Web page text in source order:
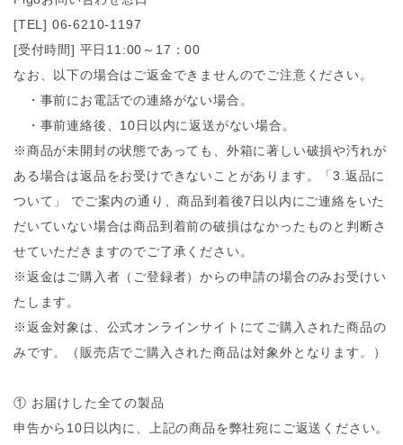
[TEL] 06-6210-1197
[受付時間] 平日11:00～17：00
なお、以下の場合はご返金できませんのでご注意ください。
・事前にお電話での連絡がない場合。
・事前連絡後、10日以内に返送がない場合。
※商品が未開封の状態であっても、外箱に著しい破損や汚れが
ある場合は返品をお受けできないことがあります。「3.返品に
ついて」 でご案内の通り、商品到着後7日以内にご連絡をいた
だいていない場合は商品到着前の破損はなかったものと判断さ
せていただきますのでご了承ください。
※返金はご購入者（ご登録者）からの申請の場合のみお受けい
たします。
※返金対象は、公式オンラインサイトにてご購入された商品の
みです。（販売店でご購入された商品は対象外となります。）
① お届けした全ての製品
申告から10日以内に、上記の商品を弊社宛にご返送ください。